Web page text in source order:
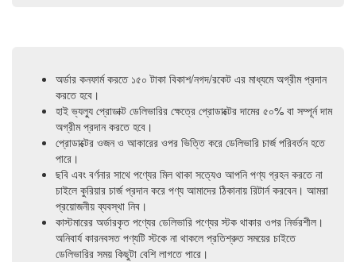
অর্ডার কনফার্ম করতে ১৫০ টাকা বিকাশ/নগদ/রকেট এর মাধ্যমে অগ্রীম প্রদান
করতে হবে।
হাই ভ্যল্যু প্রোডাক্ট ডেলিভারির ক্ষেত্রে প্রোডাক্টের দামের ৫০% বা সম্পূর্ন দাম
অগ্রীম প্রদান করতে হবে।
প্রোডাক্টের ওজন ও আকারের ওপর ভিত্তি করে ডেলিভারি চার্জ পরিবর্তন হতে
পারে।
ছবি এবং বর্ণনার সাথে পণ্যের মিল থাকা সত্যেও আপনি পণ্য গ্রহন করতে না
চাইলে কুরিয়ার চার্জ প্রদান করে পণ্য আমাদের ঠিকানায় রিটার্ন করবেন। আমরা
প্রয়োজনীয় ব্যবস্থা নিব।
কাস্টমারের অর্ডারকৃত পণ্যের ডেলিভারি পণ্যের স্টক থাকার ওপর নির্ভরশীল।
অনিবার্য কারনবসত পণ্যটি স্টকে না থাকলে প্রতিশ্রুত সময়ের চাইতে
ডেলিভারির সময় কিছুটা বেশি লাগতে পারে।